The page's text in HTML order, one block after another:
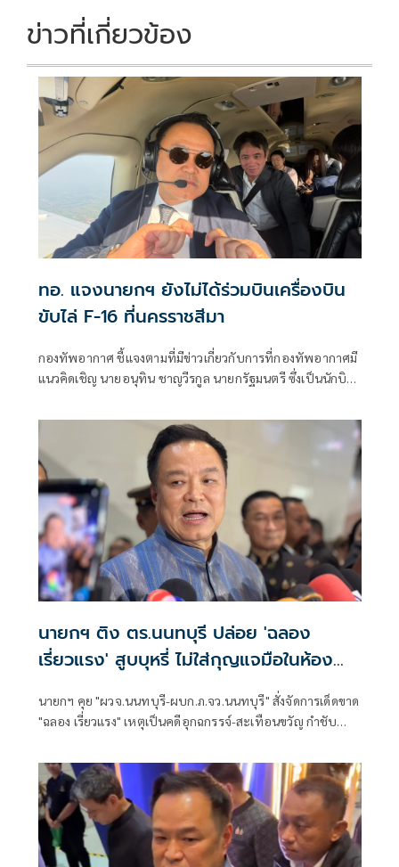
ข่าวที่เกี่ยวข้อง
ทอ. แจงนายกฯ ยังไม่ได้ร่วมบินเครื่องบิน
ขับไล่ F-16 ที่นครราชสีมา
กองทัพอากาศ ชี้แจงตามที่มีข่าวเกี่ยวกับการที่กองทัพอากาศมี
แนวคิดเชิญ นายอนุทิน ชาญวีรกูล นายกรัฐมนตรี ซึ่งเป็นนักบิน
รับประสบการณ์ตรงและเข้าใจถึงขีดความสามารถของกองทัพ
นายกฯ ติง ตร.นนทบุรี ปล่อย 'ฉลอง
เรี่ยวแรง' สูบบุหรี่ ไม่ใส่กุญแจมือในห้อง
นายกฯ คุย "ผวจ.นนทบุรี-ผบก.ภ.จว.นนทบุรี" สั่งจัดการเด็ดขาด
"ฉลอง เรี่ยวแรง" เหตุเป็นคดีอุกฉกรรจ์-สะเทือนขวัญ กำชับ
สัมภาษณ์ชิวๆ ไม่ใส่กุญแจมือ